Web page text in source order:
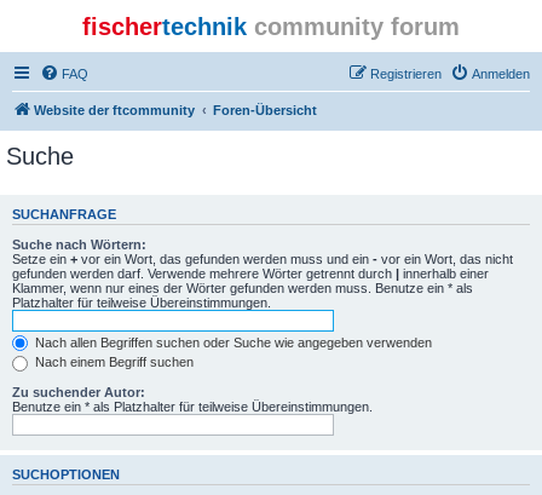
fischertechnik community forum
FAQ Anmelden
Registrieren
Website der ftcommunity Foren-Übersicht
Suche
SUCHANFRAGE
Suche nach Wörtern:
Setze ein + vor ein Wort, das gefunden werden muss und ein - vor ein Wort, das nicht
gefunden werden darf. Verwende mehrere Wörter getrennt durch | innerhalb einer
Klammer, wenn nur eines der Wörter gefunden werden muss. Benutze ein * als
Platzhalter für teilweise Übereinstimmungen.
Nach allen Begriffen suchen oder Suche wie angegeben verwenden
Nach einem Begriff suchen
Zu suchender Autor:
Benutze ein * als Platzhalter für teilweise Übereinstimmungen.
SUCHOPTIONEN